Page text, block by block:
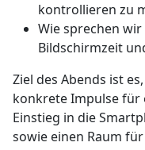
kontrollieren zu
Wie sprechen
Bildschirmzeit
Ziel des Abends ist
konkrete Impulse für
Einstieg in die
sowie einen Raum